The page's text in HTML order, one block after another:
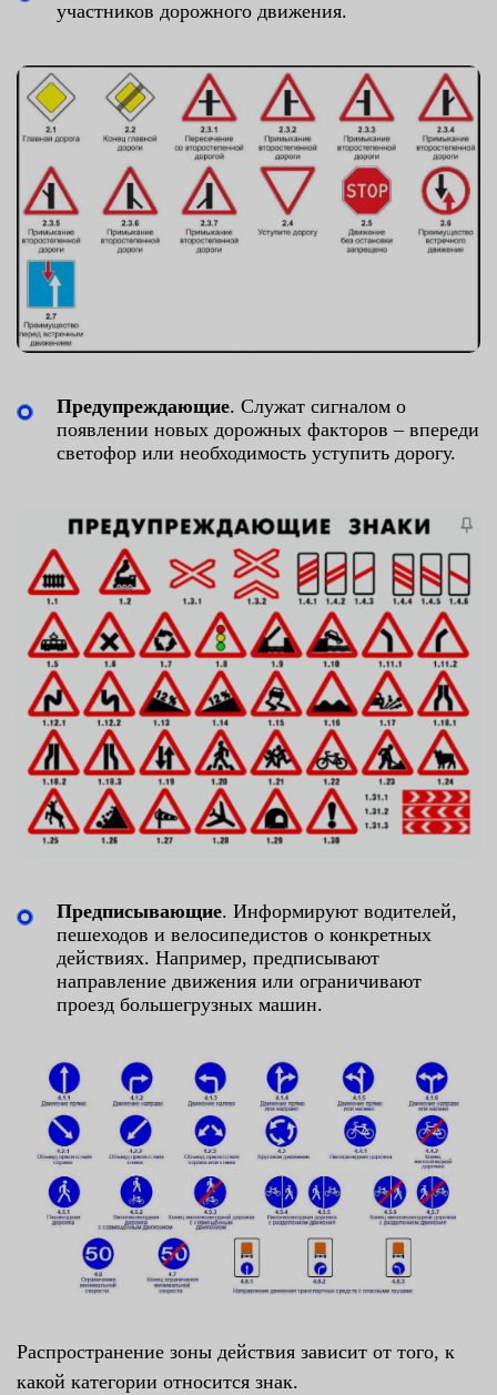
участников дорожного движения.
Предупреждающие. Служат сигналом о
появлении новых дорожных факторов – впереди
светофор или необходимость уступить дорогу.
Предписывающие. Информируют водителей,
пешеходов и велосипедистов о конкретных
действиях. Например, предписывают
направление движения или ограничивают
проезд большегрузных машин.
Распространение зоны действия зависит от того, к
какой категории относится знак.